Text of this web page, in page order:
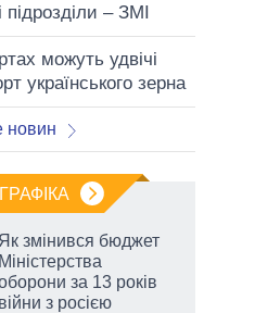
підрозділи – ЗМІ
можуть удвічі
українського зерна
новин
Як змінився бюджет
Міністерства
за 13 років
війни з росією